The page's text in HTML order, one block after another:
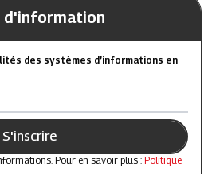
d'information
des systèmes d’informations en
S'inscrire
Pour en savoir plus : Politique